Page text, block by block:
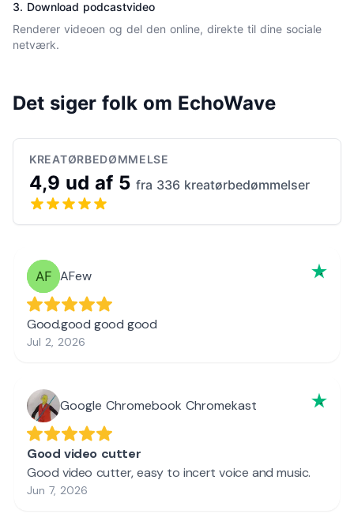
3. Download podcastvideo
Renderer videoen og del den online, direkte til dine sociale
netværk.
Det siger folk om EchoWave
KREATØRBEDØMMELSE
4,9 ud af 5 fra 336 kreatørbedømmelser